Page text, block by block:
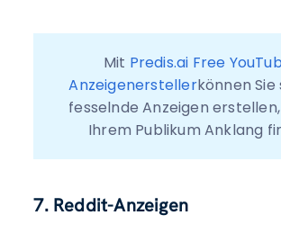
Mit Predis.ai Free
Anzeigenerstellerkönnen
fesselnde Anzeigen
Ihrem Publikum Anklang
7. Reddit-Anzeigen